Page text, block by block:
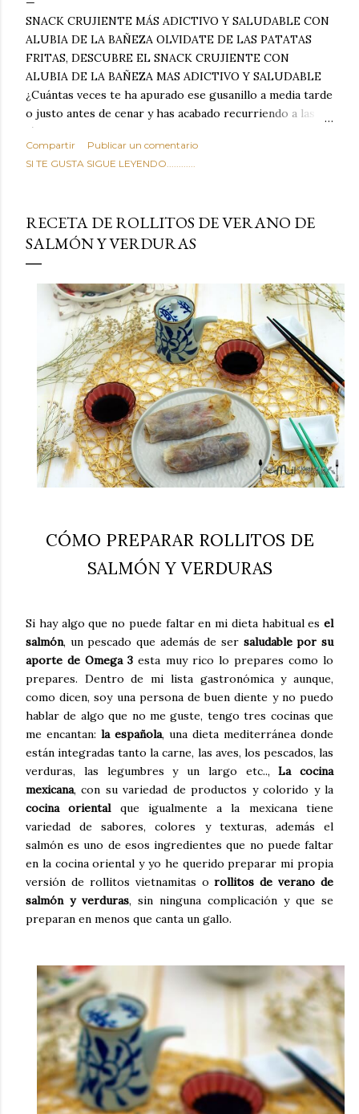
SNACK CRUJIENTE MÁS ADICTIVO Y SALUDABLE CON
ALUBIA DE LA BAÑEZA OLVIDATE DE LAS PATATAS
FRITAS, DESCUBRE EL SNACK CRUJIENTE CON
ALUBIA DE LA BAÑEZA MAS ADICTIVO Y SALUDABLE
¿Cuántas veces te ha apurado ese gusanillo a media tarde
o justo antes de cenar y has acabado recurriendo a las
típicas patatas de bolsa, frutos secos fritos o snacks
ultraprocesados llenos de grasas saturadas y sodio?
Todos hemos estado ahí. Sin embargo, cuidarse no tiene
satisface. Estas alubias crujientes al horno van a cambiar
por completo tu forma de ver las legumbres. Olvídate de
asociar las alubias únicamente a los guisos tradicionales y
revolucionaria, transformaremos un ingrediente tan
humilde como la alubia de La Bañeza en un snack ligero,
dorado, cargado de proteína y 100% natural. Es el
sustituto perfecto a los frutos se...
Compartir
Publicar un comentario
SI TE GUSTA SIGUE LEYENDO............
RECETA DE ROLLITOS DE VERANO DE
SALMÓN Y VERDURAS
CÓMO PREPARAR ROLLITOS DE
SALMÓN Y VERDURAS
Si hay algo que no puede faltar en mi dieta habitual es el
salmón, un pescado que además de ser saludable por su
aporte de Omega 3 esta muy rico lo prepares como lo
prepares. Dentro de mi lista gastronómica y aunque,
como dicen, soy una persona de buen diente y no puedo
hablar de algo que no me guste, tengo tres cocinas que
me encantan: la española, una dieta mediterránea donde
están integradas tanto la carne, las aves, los pescados, las
verduras, las legumbres y un largo etc..,La cocina
mexicana, con su variedad de productos y colorido y la
cocina orientalque igualmente a la mexicana tiene
variedad de sabores, colores y texturas, además el
salmón es uno de esos ingredientes que no puede faltar
en la cocina oriental y yo he querido preparar mi propia
versión de rollitos vietnamitas orollitos de verano de
salmón y verduras, sin ninguna complicación y que se
preparan en menos que canta un gallo.